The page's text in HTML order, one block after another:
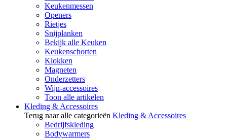
Keukenmessen
Openers
Rietjes
Snijplanken
Bekijk alle Keuken
Keukenschorten
Klokken
Magneten
Onderzetters
Wijn-accessoires
Toon alle artikelen
Kleding & Accessoires
Terug naar alle categorieën Kleding & Accessoires
Bedrijfskleding
Bodywarmers